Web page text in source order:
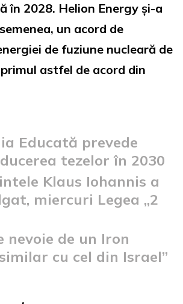
în 2028. Helion Energy și-a
un acord de
de fuziune nucleară de
astfel de acord din
Educată prevede
tezelor în 2030
Klaus Iohannis a
miercuri Legea „2
nevoie de un Iron
cu cel din Israel”